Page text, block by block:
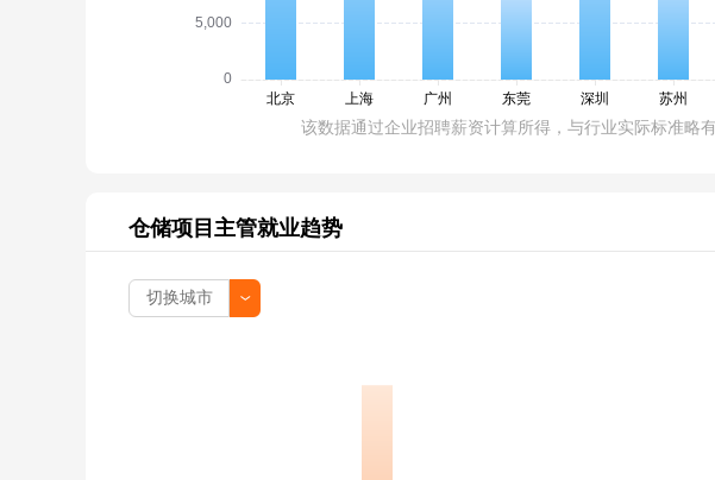
该数据通过企业招聘薪资计算所得，与行业实际标准略
仓储项目主管就业趋势